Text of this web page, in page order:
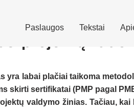
Paslaugos Tekstai
yra labai plačiai taikoma
skirti sertifikatai (PMP pagal
valdymo žinias. Tačiau,